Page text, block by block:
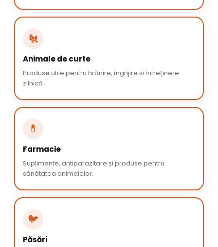
🐔
Animale de curte
Produse utile pentru hrănire, îngrijire și întreținere
zilnică.
💊
Farmacie
Suplimente, antiparazitare și produse pentru
sănătatea animalelor.
🐦
Păsări